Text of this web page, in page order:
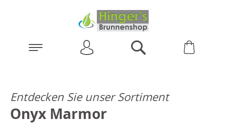
Entdecken Sie unser Sortiment
Onyx Marmor